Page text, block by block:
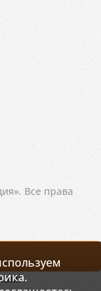
Все права